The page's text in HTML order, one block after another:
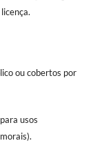
ou cobertos por
usos